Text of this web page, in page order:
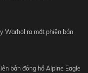
Warhol ra mắt phiên bản
bản đồng hồ Alpine Eagle